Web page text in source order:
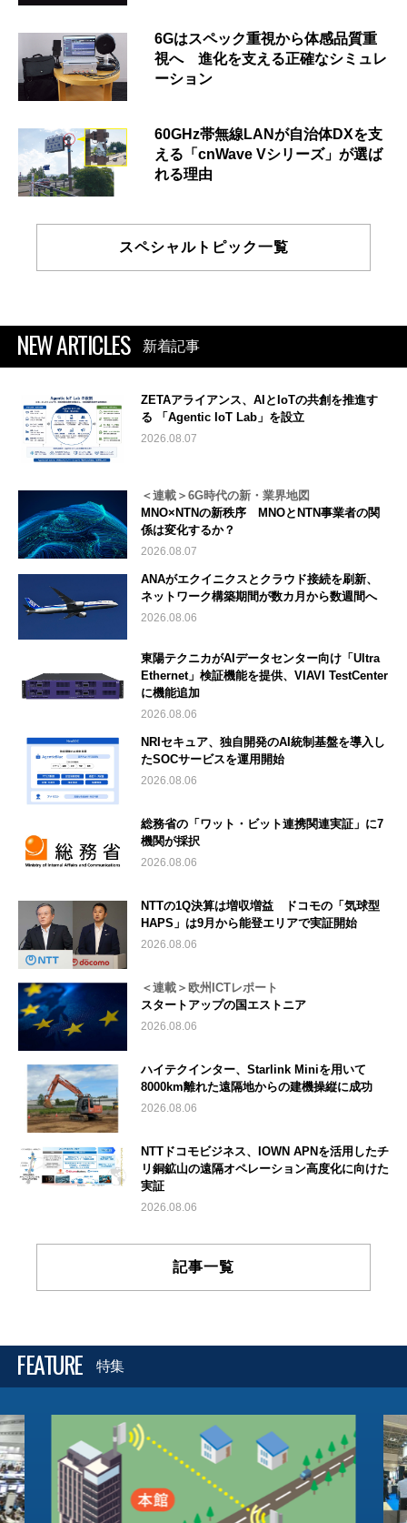
6Gはスペック重視から体感品質重
視へ 進化を支える正確なシミュレ
ーション
60GHz帯無線LANが自治体DXを支
える「cnWave Vシリーズ」が選ば
れる理由
スペシャルトピック一覧
NEW ARTICLES 新着記事
ZETAアライアンス、AIとIoTの共創を推進す
る 「Agentic IoT Lab」を設立
2026.08.07
＜連載＞6G時代の新・業界地図
MNO×NTNの新秩序 MNOとNTN事業者の関
係は変化するか？
2026.08.07
ANAがエクイニクスとクラウド接続を刷新、
ネットワーク構築期間が数カ月から数週間へ
2026.08.06
東陽テクニカがAIデータセンター向け「Ultra
Ethernet」検証機能を提供、VIAVI TestCenter
に機能追加
2026.08.06
NRIセキュア、独自開発のAI統制基盤を導入し
たSOCサービスを運用開始
2026.08.06
総務省の「ワット・ビット連携関連実証」に7
機関が採択
2026.08.06
NTTの1Q決算は増収増益 ドコモの「気球型
HAPS」は9月から能登エリアで実証開始
2026.08.06
＜連載＞欧州ICTレポート
スタートアップの国エストニア
2026.08.06
ハイテクインター、Starlink Miniを用いて
8000km離れた遠隔地からの建機操縦に成功
2026.08.06
NTTドコモビジネス、IOWN APNを活用したチ
リ銅鉱山の遠隔オペレーション高度化に向けた
実証
2026.08.06
記事一覧
FEATURE 特集